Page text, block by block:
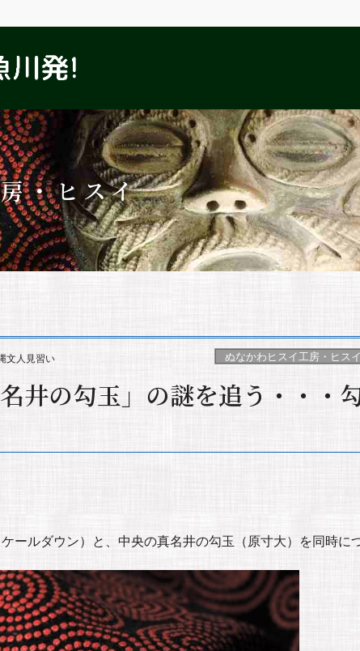
・ヒスイ
文人見習い ぬなかわヒスイ工房・ヒスイ
井の勾玉」の謎を追う・・・
ールダウン）と、中央の真名井の勾玉（原寸大）を同時に